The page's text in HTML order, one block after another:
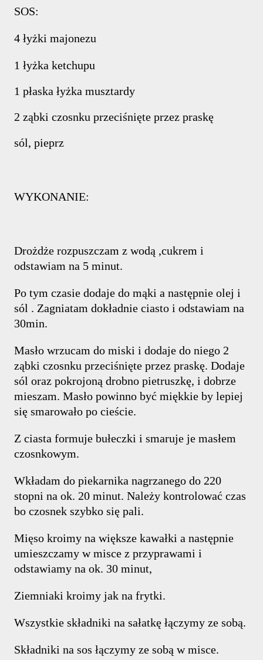
SOS:
4 łyżki majonezu
1 łyżka ketchupu
1 płaska łyżka musztardy
2 ząbki czosnku przeciśnięte przez praskę
sól, pieprz
WYKONANIE:
Drożdże rozpuszczam z wodą ,cukrem i
odstawiam na 5 minut.
Po tym czasie dodaje do mąki a następnie olej i
sól . Zagniatam dokładnie ciasto i odstawiam na
30min.
Masło wrzucam do miski i dodaje do niego 2
ząbki czosnku przeciśnięte przez praskę. Dodaje
sól oraz pokrojoną drobno pietruszkę, i dobrze
mieszam. Masło powinno być miękkie by lepiej
się smarowało po cieście.
Z ciasta formuje bułeczki i smaruje je masłem
czosnkowym.
Wkładam do piekarnika nagrzanego do 220
stopni na ok. 20 minut. Należy kontrolować czas
bo czosnek szybko się pali.
Mięso kroimy na większe kawałki a następnie
umieszczamy w misce z przyprawami i
odstawiamy na ok. 30 minut,
Ziemniaki kroimy jak na frytki.
Wszystkie składniki na sałatkę łączymy ze sobą.
Składniki na sos łączymy ze sobą w misce.